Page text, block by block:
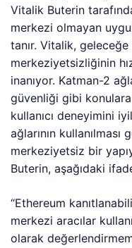
Vitalik Buterin
merkezi olmayan
tanır. Vitalik, geleceğe
merkeziyetsizliğinin
inanıyor. Katman-2
güvenliği gibi
kullanıcı deneyimini
ağlarının
merkeziyetsiz bir
Buterin, aşağıdaki
“Ethereum
merkezi aracılar
olarak